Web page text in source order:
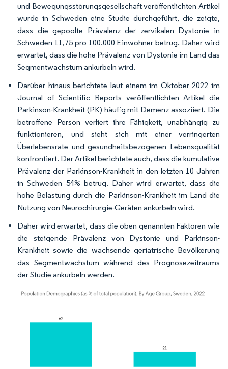
und Bewegungsstörungsgesellschaft veröffentlichten Artikel
wurde in Schweden eine Studie durchgeführt, die zeigte,
dass die gepoolte Prävalenz der zervikalen Dystonie in
Schweden 11,75 pro 100.000 Einwohner betrug. Daher wird
erwartet, dass die hohe Prävalenz von Dystonie im Land das
Segmentwachstum ankurbeln wird.
Darüber hinaus berichtete laut einem im Oktober 2022 im
Journal of Scientific Reports veröffentlichten Artikel die
Parkinson-Krankheit (PK) häufig mit Demenz assoziiert. Die
betroffene Person verliert ihre Fähigkeit, unabhängig zu
funktionieren, und sieht sich mit einer verringerten
Überlebensrate und gesundheitsbezogenen Lebensqualität
konfrontiert. Der Artikel berichtete auch, dass die kumulative
Prävalenz der Parkinson-Krankheit in den letzten 10 Jahren
in Schweden 54% betrug. Daher wird erwartet, dass die
hohe Belastung durch die Parkinson-Krankheit im Land die
Nutzung von Neurochirurgie-Geräten ankurbeln wird.
Daher wird erwartet, dass die oben genannten Faktoren wie
die steigende Prävalenz von Dystonie und Parkinson-
Krankheit sowie die wachsende geriatrische Bevölkerung
das Segmentwachstum während des Prognosezeitraums
der Studie ankurbeln werden.